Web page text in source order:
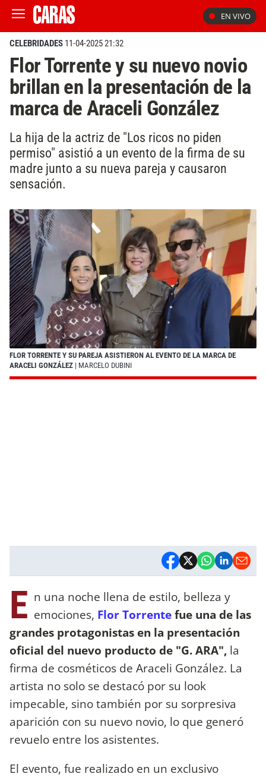
EN VIVO
CELEBRIDADES 11-04-2025 21:32
Flor Torrente y su nuevo novio
brillan en la presentación de la
marca de Araceli González
La hija de la actriz de "Los ricos no piden
permiso" asistió a un evento de la firma de su
madre junto a su nueva pareja y causaron
sensación.
FLOR TORRENTE Y SU PAREJA ASISTIERON AL EVENTO DE LA MARCA DE
ARACELI GONZÁLEZ | MARCELO DUBINI
E n una noche llena de estilo, belleza y
emociones, Flor Torrentefue una de las
grandes protagonistas en la presentación
oficial del nuevo producto de "G. ARA", la
firma de cosméticos de Araceli González. La
artista no solo se destacó por su look
impecable, sino también por su sorpresiva
aparición con su nuevo novio, lo que generó
revuelo entre los asistentes.
El evento, fue realizado en un exclusivo